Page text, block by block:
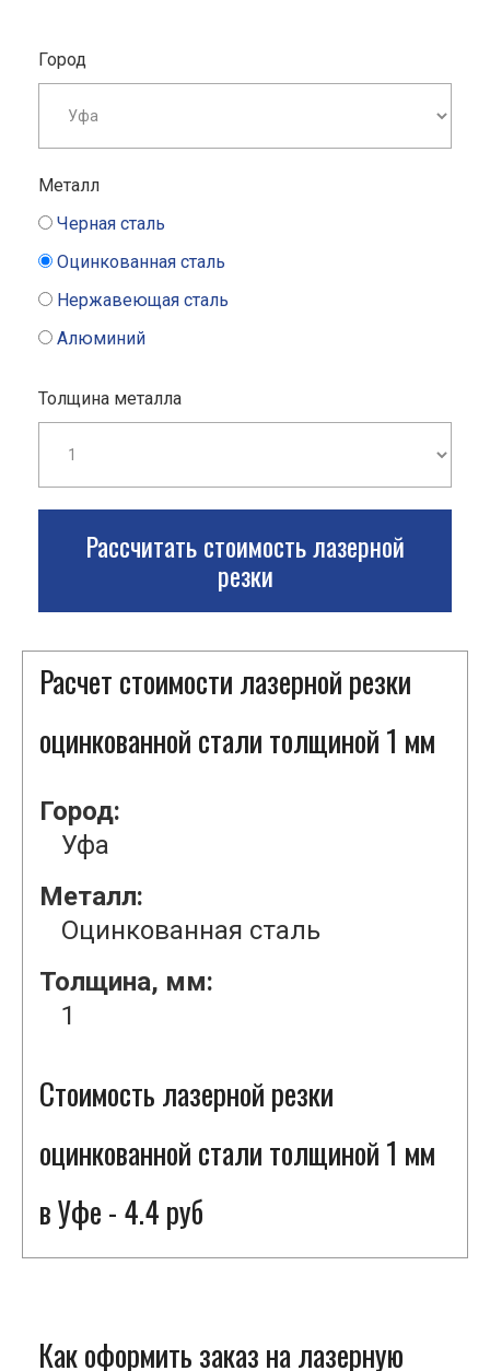
Город
Металл
Черная сталь
Оцинкованная сталь
Нержавеющая сталь
Алюминий
Толщина металла
Рассчитать стоимость лазерной
резки
Расчет стоимости лазерной резки
оцинкованной стали толщиной 1 мм
Город:
Уфа
Металл:
Оцинкованная сталь
Толщина, мм:
1
Стоимость лазерной резки
оцинкованной стали толщиной 1 мм
в Уфе - 4.4 руб
Как оформить заказ на лазерную